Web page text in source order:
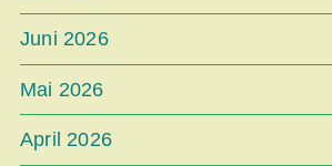
Juni 2026
Mai 2026
April 2026